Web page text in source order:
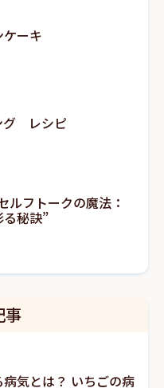
ーキ
グ レシピ
ルフトークの魔法：
秘訣”
事
気とは？ いちごの病